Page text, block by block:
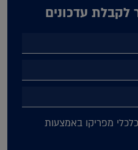
לקבלת עדכונים
מפריקו באמצעות